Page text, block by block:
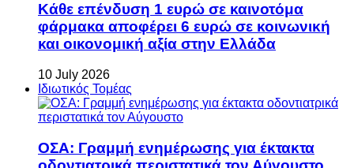
Κάθε επένδυση 1 ευρώ σε καινοτόμα
φάρμακα αποφέρει 6 ευρώ σε κοινωνική
και οικονομική αξία στην Ελλάδα
10 July 2026
Ιδιωτικός Τομέας
ΟΣΑ: Γραμμή ενημέρωσης για έκτακτα